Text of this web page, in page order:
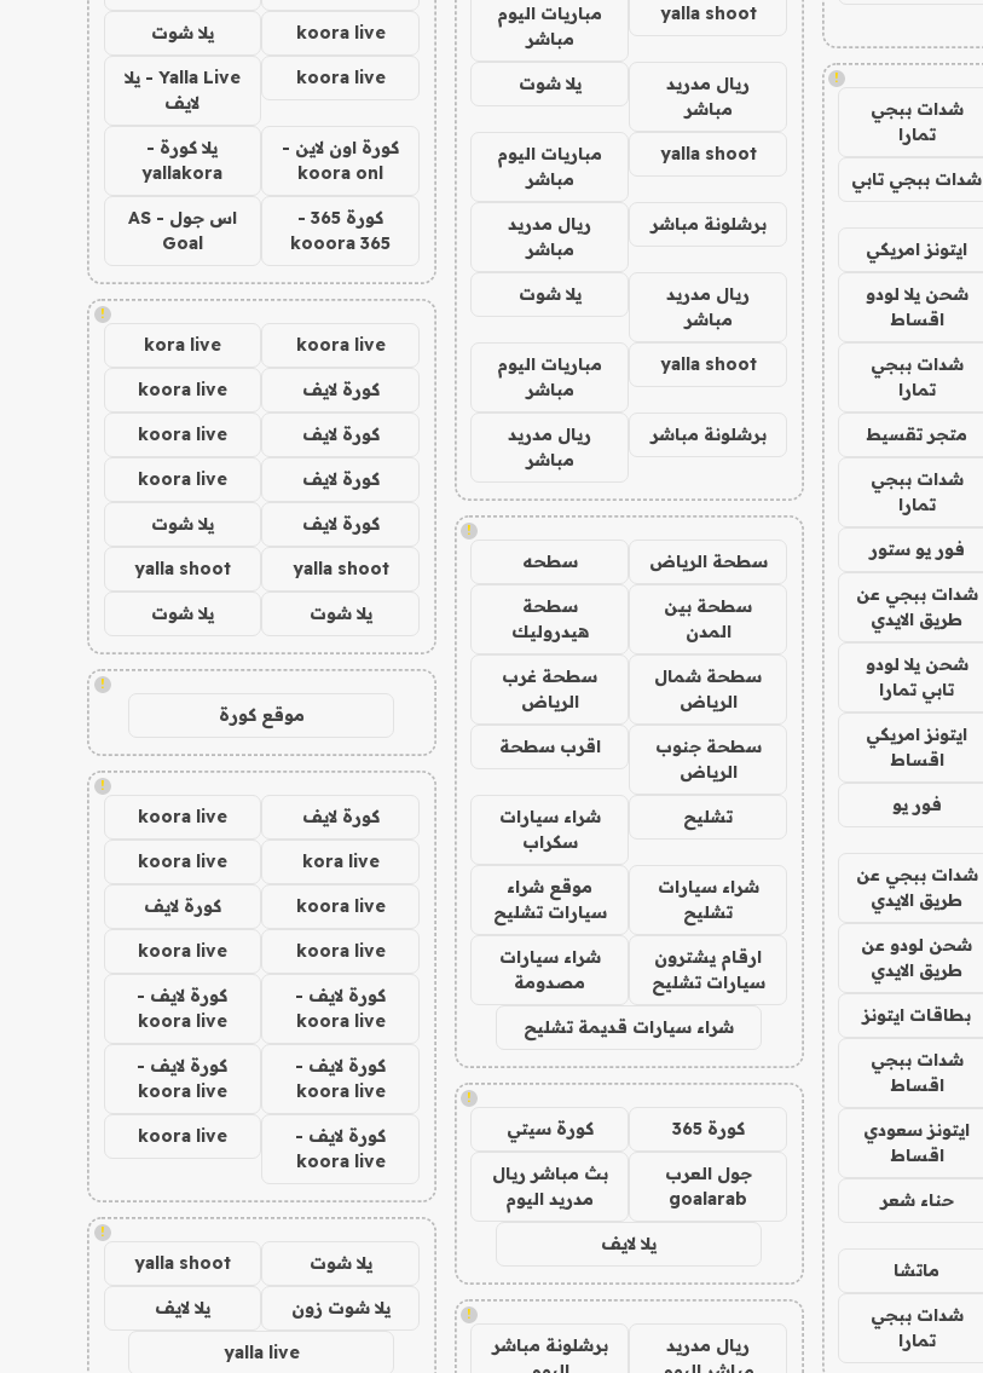
!
شدات ببجي
تمارا
شدات ببجي تابي
ايتونز امريكي
شحن يلا لودو
اقساط
شدات ببجي
تمارا
متجر تقسيط
شدات ببجي
تمارا
فور يو ستور
شدات ببجي عن
طريق الايدي
شحن يلا لودو
تابي تمارا
ايتونز امريكي
اقساط
فور يو
شدات ببجي عن
طريق الايدي
شحن لودو عن
طريق الايدي
بطاقات ايتونز
شدات ببجي
اقساط
ايتونز سعودي
اقساط
حناء شعر
ماتشا
شدات ببجي
تمارا
yalla shoot
مباريات اليوم
مباشر
ريال مدريد
مباشر
يلا شوت
yalla shoot
مباريات اليوم
مباشر
برشلونة مباشر
ريال مدريد
مباشر
ريال مدريد
مباشر
يلا شوت
yalla shoot
مباريات اليوم
مباشر
برشلونة مباشر
ريال مدريد
مباشر
!
سطحة الرياض سطحه
سطحة بين
المدن
سطحة
هيدروليك
سطحة شمال
الرياض
سطحة غرب
الرياض
سطحة جنوب
الرياض
اقرب سطحة
تشليح
شراء سيارات
سكراب
شراء سيارات
تشليح
موقع شراء
سيارات تشليح
ارقام يشترون
سيارات تشليح
شراء سيارات
مصدومة
شراء سيارات قديمة تشليح
!
كورة 365 كورة سيتي
جول العرب
goalarab
بث مباشر ريال
مدريد اليوم
يلا لايف
!
ريال مدريد
برشلونة مباشر
koora live يلا شوت
koora live
Yalla Live - يلا
لايف
كورة اون لاين -
koora onl
يلا كورة -
yallakora
كورة 365 -
kooora 365
اس جول - AS
Goal
!
koora live
kora live
كورة لايف koora live
كورة لايف koora live
كورة لايف koora live
كورة لايف يلا شوت
yalla shoot
yalla shoot
يلا شوت يلا شوت
!
موقع كورة
!
كورة لايف koora live
kora live
koora live
koora live كورة لايف
koora live
koora live
كورة لايف -
koora live
كورة لايف -
koora live
كورة لايف -
koora live
كورة لايف -
koora live
كورة لايف -
koora live
koora live
!
يلا شوت yalla shoot
يلا شوت زون يلا لايف
yalla live